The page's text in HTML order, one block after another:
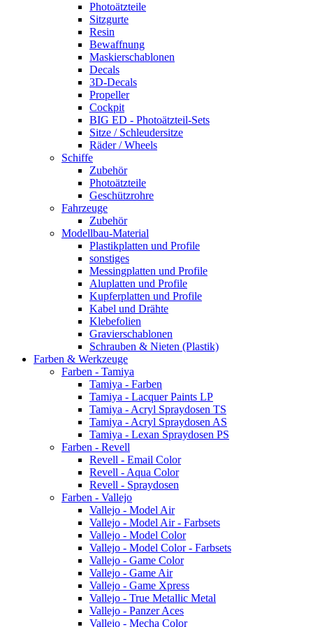
Photoätzteile
Sitzgurte
Resin
Bewaffnung
Maskierschablonen
Decals
3D-Decals
Propeller
Cockpit
BIG ED - Photoätzteil-Sets
Sitze / Schleudersitze
Räder / Wheels
Schiffe
Zubehör
Photoätzteile
Geschützrohre
Fahrzeuge
Zubehör
Modellbau-Material
Plastikplatten und Profile
sonstiges
Messingplatten und Profile
Aluplatten und Profile
Kupferplatten und Profile
Kabel und Drähte
Klebefolien
Gravierschablonen
Schrauben & Nieten (Plastik)
Farben & Werkzeuge
Farben - Tamiya
Tamiya - Farben
Tamiya - Lacquer Paints LP
Tamiya - Acryl Spraydosen TS
Tamiya - Acryl Spraydosen AS
Tamiya - Lexan Spraydosen PS
Farben - Revell
Revell - Email Color
Revell - Aqua Color
Revell - Spraydosen
Farben - Vallejo
Vallejo - Model Air
Vallejo - Model Air - Farbsets
Vallejo - Model Color
Vallejo - Model Color - Farbsets
Vallejo - Game Color
Vallejo - Game Air
Vallejo - Game Xpress
Vallejo - True Metallic Metal
Vallejo - Panzer Aces
Vallejo - Mecha Color